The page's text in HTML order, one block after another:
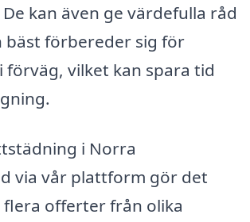
kan även ge värdefulla råd
bäst förbereder sig för
förväg, vilket kan spara tid
i Norra
via vår plattform gör det
offerter från olika